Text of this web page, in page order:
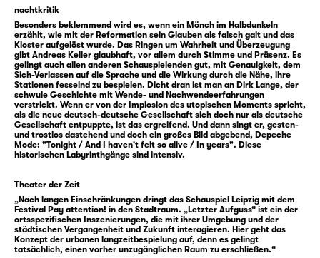
Areals Matthäikirchhof geht das Wiener
Kollektiv DARUM der Frage nach, welche
unversöhnten Themen und Konflikte der
Vergangenheit in Form Sprengkraft
bergender Potenziale ins Hier und Jetzt
hineinwirken. Als immersive Performance
zwischen Theaterstück und multimedialer
Installation gibt „Letzter Aufguss“ seinem
Publikum die Möglichkeit, einem
breitgefächerten Figurenpersonal aus
zahlreichen Jahrhunderten Leipziger
Geschichte zu begegnen, und stellt dabei die
Frage, wie wir die Zukunft im Angesicht einer
sich zunehmend aufheizenden Gegenwart
gestalten wollen.
nachtkritik
Besonders beklemmend wird es, wenn ein Mönch im Halbdunkeln
erzählt, wie mit der Reformation sein Glauben als falsch galt und das
Kloster aufgelöst wurde. Das Ringen um Wahrheit und Überzeugung
gibt Andreas Keller glaubhaft, vor allem durch Stimme und Präsenz. Es
gelingt auch allen anderen Schauspielenden gut, mit Genauigkeit, dem
Sich-Verlassen auf die Sprache und die Wirkung durch die Nähe, ihre
Stationen fesselnd zu bespielen. Dicht dran ist man an Dirk Lange, der
schwule Geschichte mit Wende- und Nachwendeerfahrungen
verstrickt. Wenn er von der Implosion des utopischen Moments spricht,
als die neue deutsch-deutsche Gesellschaft sich doch nur als deutsche
Gesellschaft entpuppte, ist das ergreifend. Und dann singt er, gesten-
und trostlos dastehend und doch ein großes Bild abgebend, Depeche
Mode: "Tonight / And I haven't felt so alive / In years". Diese
historischen Labyrinthgänge sind intensiv.
Theater der Zeit
„Nach langen Einschränkungen dringt das Schauspiel Leipzig mit dem
Festival Pay attention! in den Stadtraum. „Letzter Aufguss“ ist ein der
ortsspezifischen Inszenierungen, die mit ihrer Umgebung und der
städtischen Vergangenheit und Zukunft interagieren. Hier geht das
Konzept der urbanen langzeitbespielung auf, denn es gelingt
tatsächlich, einen vorher unzugänglichen Raum zu erschließen.“